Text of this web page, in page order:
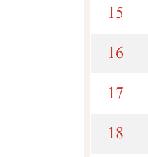
15
16
17
18